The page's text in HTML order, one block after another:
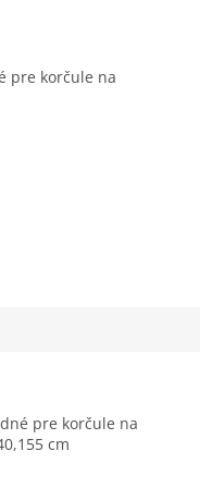
pre korčule na
pre korčule na
cm